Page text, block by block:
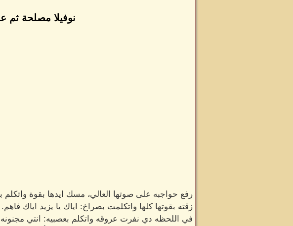
نوفيلا مصلحة ثم
رفع حواجبه على صوتها العالي، مسك ايدها بقوة
زقته بقوتها كلها واتكلمت بصراخ: اياك يا يزيد اياك فاهم.
في اللحظه دي نفرت عروقه واتكلم بعصبيه: انتي